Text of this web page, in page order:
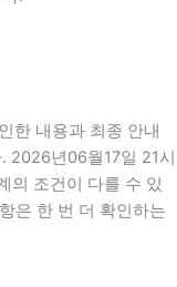
한 내용과 최종 안내
2026년06월17일 21시
의 조건이 다를 수 있
은 한 번 더 확인하는